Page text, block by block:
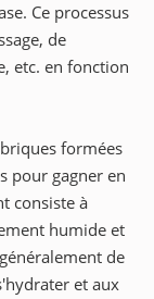
Ce processus
de
etc. en fonction
formées
pour gagner en
consiste à
humide et
de
et aux